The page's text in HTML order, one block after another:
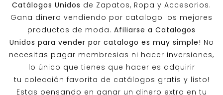
Catálogos Unidos de Zapatos, Ropa y Accesorios.
Gana dinero vendiendo por catalogo los mejores
productos de moda. Afiliarse a Catalogos
Unidos para vender por catalogo es muy simple! No
necesitas pagar membresias ni hacer inversiones,
lo único que tienes que hacer es adquirir
tu colección favorita de catálogos gratis y listo!
Estas pensando en ganar un dinero extra en tu